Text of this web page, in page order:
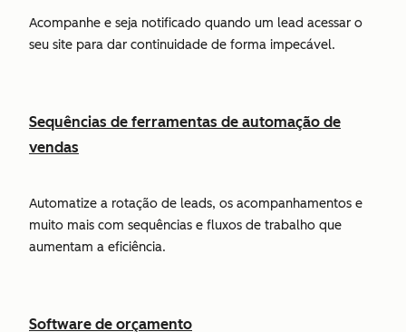
Acompanhe e seja notificado quando um lead acessar o
seu site para dar continuidade de forma impecável.
Sequências de ferramentas de automação de
vendas
Automatize a rotação de leads, os acompanhamentos e
muito mais com sequências e fluxos de trabalho que
aumentam a eficiência.
Software de orçamento